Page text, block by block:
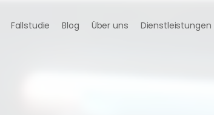
Fallstudie Blog Über uns Dienstleistungen